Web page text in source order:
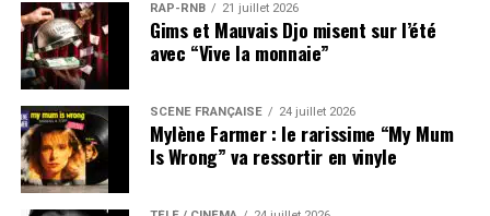
RAP-RNB 21 juillet 2026
Gims et Mauvais Djo misent sur l’été
avec “Vive la monnaie”
SCÈNE FRANÇAISE 24 juillet 2026
Mylène Farmer : le rarissime “My Mum
Is Wrong” va ressortir en vinyle